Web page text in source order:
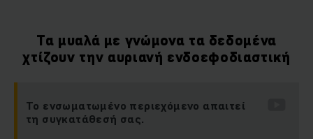
Τα μυαλά με γνώμονα τα δεδομένα
χτίζουν την αυριανή ενδοεφοδιαστική
Το ενσωματωμένο περιεχόμενο απαιτεί
τη συγκατάθεσή σας.